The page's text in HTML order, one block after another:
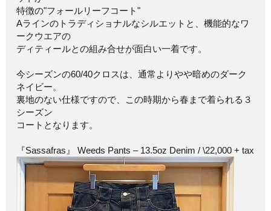
特徴の"フォールリーフコート"
Aラインのトラディショナルなシルエットと、機能的なワ
ークウエアの
ディティールとの組み合せが面白い一着です。
今シーズンの60/40クロスは、通常よりやや暗めのダーク
ネイビー。
裏地のない仕様ですので、この時期から春まで着られる３
シーズン
コートとなります。
『Sassafras』 Weeds Pants – 13.5oz Denim / \22,000 + tax